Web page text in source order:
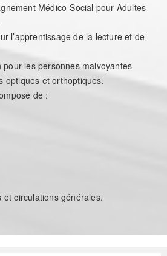
Médico-Social pour Adultes
l’apprentissage de la lecture et de
pour les personnes malvoyantes
optiques et orthoptiques,
de :
circulations générales.